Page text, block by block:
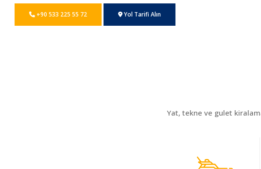
+90 533 225 55 72 Yol Tarifi Alın
Yat, tekne ve gulet